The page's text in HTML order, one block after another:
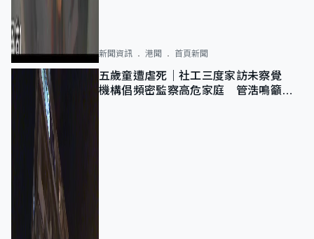
新聞資訊 港聞 首頁新聞
五歲童遭虐死｜社工三度家訪未察覺
機構倡頻密監察高危家庭 管浩鳴籲加